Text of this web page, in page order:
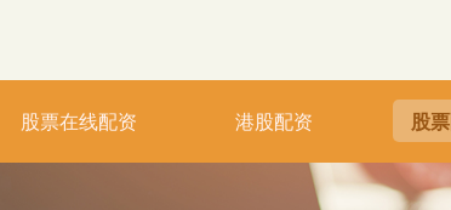
股票在线配资 港股配资 股